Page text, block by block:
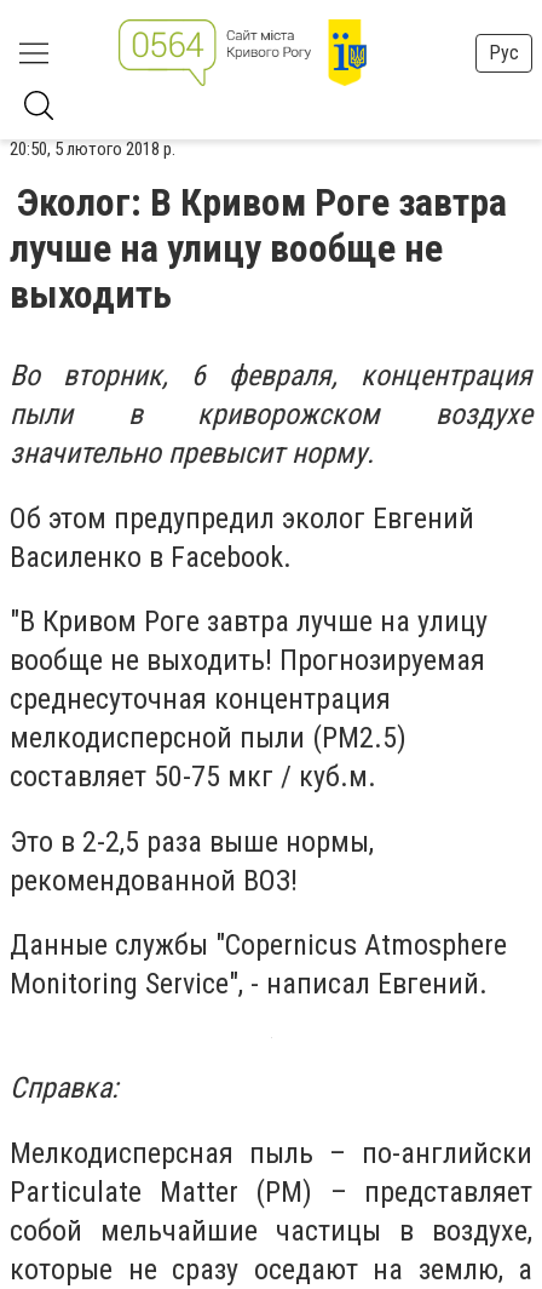
Рус
20:50, 5 лютого 2018 р.
Эколог: В Кривом Роге завтра
лучше на улицу вообще не
выходить
Во вторник, 6 февраля, концентрация
пыли в криворожском воздухе
значительно превысит норму.
Об этом предупредил эколог Евгений
Василенко в Facebook.
"В Кривом Роге завтра лучше на улицу
вообще не выходить! Прогнозируемая
среднесуточная концентрация
мелкодисперсной пыли (PM2.5)
составляет 50-75 мкг / куб.м.
Это в 2-2,5 раза выше нормы,
рекомендованной ВОЗ!
Данные службы "Copernicus Atmosphere
Monitoring Service", - написал Евгений.
Справка:
Мелкодисперсная пыль – по-английски
Particulate Matter (PM) – представляет
собой мельчайшие частицы в воздухе,
которые не сразу оседают на землю, а